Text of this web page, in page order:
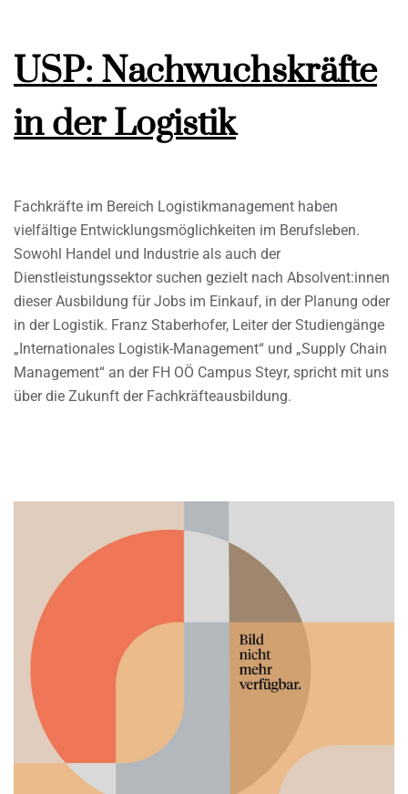
USP: Nachwuchskräfte
in der Logistik
Fachkräfte im Bereich Logistikmanagement haben
vielfältige Entwicklungsmöglichkeiten im Berufsleben.
Sowohl Handel und Industrie als auch der
Dienstleistungssektor suchen gezielt nach Absolvent:innen
dieser Ausbildung für Jobs im Einkauf, in der Planung oder
in der Logistik. Franz Staberhofer, Leiter der Studiengänge
„Internationales Logistik-Management“ und „Supply Chain
Management“ an der FH OÖ Campus Steyr, spricht mit uns
über die Zukunft der Fachkräfteausbildung.